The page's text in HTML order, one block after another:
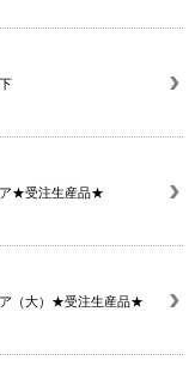
ア★受注生産品★
（大）★受注生産品★